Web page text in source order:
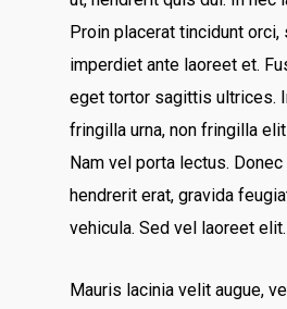
Proin placerat tincidunt
imperdiet ante laoreet et.
eget tortor sagittis ultrices.
fringilla urna, non fringilla
Nam vel porta lectus.
hendrerit erat, gravida
vehicula. Sed vel laoreet elit.
Mauris lacinia velit augue,